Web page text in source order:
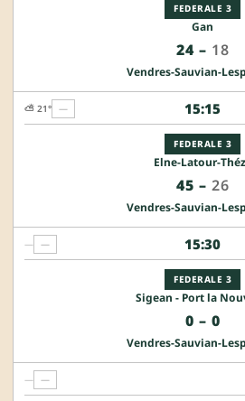
FEDERALE 3
Gan
24– 18
Vendres-Sauvian-
15:15
FEDERALE 3
Elne-Latour-
45 – 26
Vendres-Sauvian-
⛅ 21° —
15:30
FEDERALE 3
Sigean - Port la
0 – 0
Vendres-Sauvian-
— —
— —